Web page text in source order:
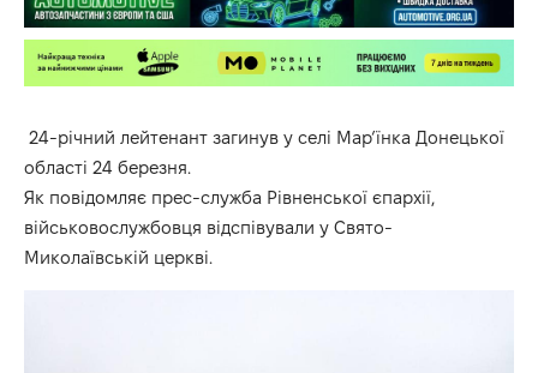
24-річний лейтенант загинув у селі Мар’їнка Донецької
області 24 березня.
Як повідомляє прес-служба Рівненської єпархії,
військовослужбовця відспівували у Свято-
Миколаївській церкві.